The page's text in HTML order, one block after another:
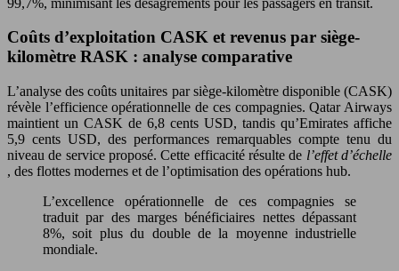
Coûts d’exploitation CASK et revenus par siège-
kilomètre RASK : analyse comparative
L’analyse des coûts unitaires par siège-kilomètre disponible (CASK)
révèle l’efficience opérationnelle de ces compagnies. Qatar Airways
maintient un CASK de 6,8 cents USD, tandis qu’Emirates affiche
5,9 cents USD, des performances remarquables compte tenu du
niveau de service proposé. Cette efficacité résulte de l’effet d’échelle
, des flottes modernes et de l’optimisation des opérations hub.
L’excellence opérationnelle de ces compagnies se
traduit par des marges bénéficiaires nettes dépassant
8%, soit plus du double de la moyenne industrielle
mondiale.